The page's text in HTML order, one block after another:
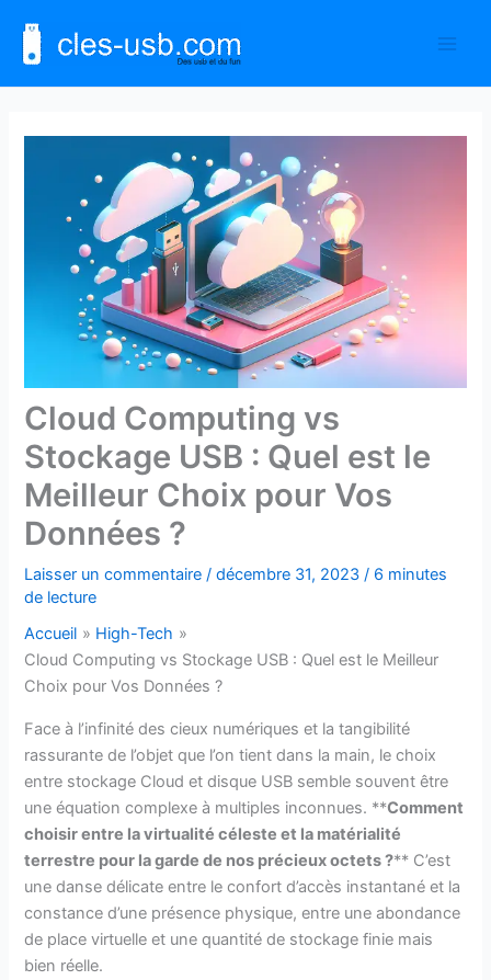
contenu
Cloud Computing vs
Stockage USB : Quel est le
Meilleur Choix pour Vos
Données ?
Laisser un commentaire /décembre 31, 2023/ 6 minutes
de lecture
Accueil
High-Tech
Cloud Computing vs Stockage USB : Quel est le Meilleur
Choix pour Vos Données ?
Face à l’infinité des cieux numériques et la tangibilité
rassurante de l’objet que l’on tient dans la main, le choix
entre stockage Cloud et disque USB semble souvent être
une équation complexe à multiples inconnues. **Comment
choisir entre la virtualité céleste et la matérialité
terrestre pour la garde de nos précieux octets ?** C’est
une danse délicate entre le confort d’accès instantané et la
constance d’une présence physique, entre une abondance
de place virtuelle et une quantité de stockage finie mais
bien réelle.